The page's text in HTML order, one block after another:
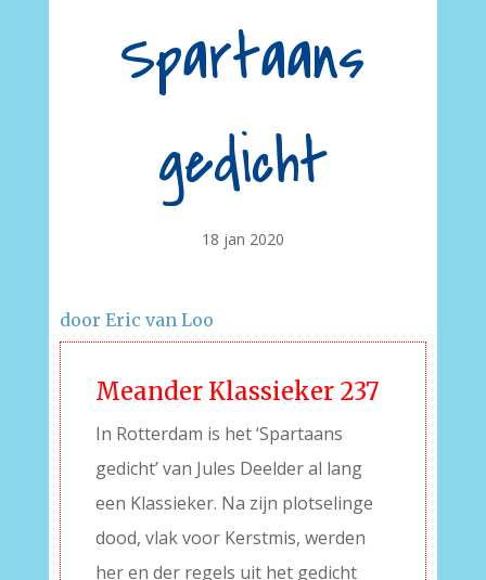
Spartaans
gedicht
18 jan 2020
door Eric van Loo
Meander Klassieker 237
In Rotterdam is het ‘Spartaans
gedicht’ van Jules Deelder al lang
een Klassieker. Na zijn plotselinge
dood, vlak voor Kerstmis, werden
her en der regels uit het gedicht